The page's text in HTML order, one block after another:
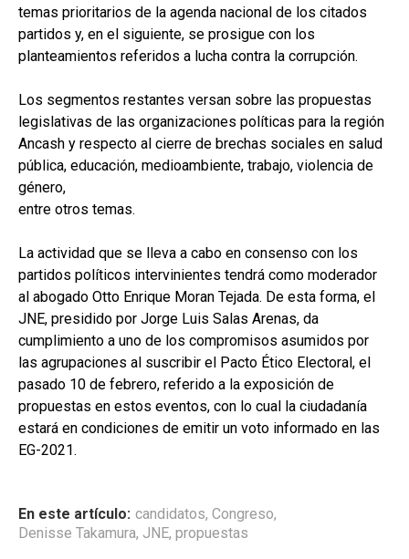
temas prioritarios de la agenda nacional de los citados
partidos y, en el siguiente, se prosigue con los
planteamientos referidos a lucha contra la corrupción.
Los segmentos restantes versan sobre las propuestas
legislativas de las organizaciones políticas para la región
Ancash y respecto al cierre de brechas sociales en salud
pública, educación, medioambiente, trabajo, violencia de
género,
entre otros temas.
La actividad que se lleva a cabo en consenso con los
partidos políticos intervinientes tendrá como moderador
al abogado Otto Enrique Moran Tejada. De esta forma, el
JNE, presidido por Jorge Luis Salas Arenas, da
cumplimiento a uno de los compromisos asumidos por
las agrupaciones al suscribir el Pacto Ético Electoral, el
pasado 10 de febrero, referido a la exposición de
propuestas en estos eventos, con lo cual la ciudadanía
estará en condiciones de emitir un voto informado en las
EG-2021.
En este artículo: candidatos, Congreso,
Denisse Takamura, JNE, propuestas